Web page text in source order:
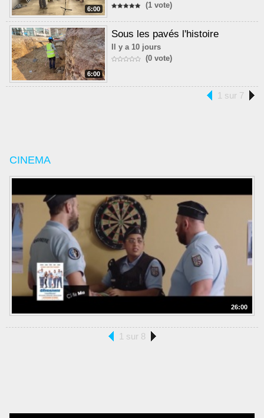
6:00
(1 vote)
6:00
Sous les pavés l'histoire
Il y a 10 jours
(0 vote)
1 sur 7
CINEMA
26:00
1 sur 8